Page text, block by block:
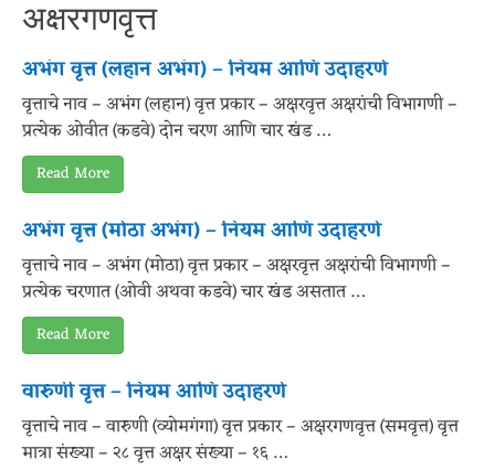
अक्षरगणवृत्त
अभंग वृत्त (लहान अभंग) – नियम आणि उदाहरणे
वृत्ताचे नाव – अभंग (लहान) वृत्त प्रकार – अक्षरवृत्त अक्षरांची विभागणी –
प्रत्येक ओवीत (कडवे) दोन चरण आणि चार खंड …
Read More
अभंग वृत्त (मोठा अभंग) – नियम आणि उदाहरणे
वृत्ताचे नाव – अभंग (मोठा) वृत्त प्रकार – अक्षरवृत्त अक्षरांची विभागणी –
प्रत्येक चरणात (ओवी अथवा कडवे) चार खंड असतात …
Read More
वारुणी वृत्त – नियम आणि उदाहरणे
वृत्ताचे नाव – वारुणी (व्योमगंगा) वृत्त प्रकार – अक्षरगणवृत्त (समवृत्त) वृत्त
मात्रा संख्या – २८ वृत्त अक्षर संख्या – १६ …